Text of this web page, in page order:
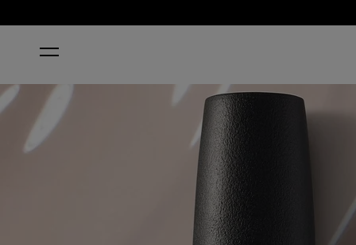
HOME COCONUTS OVER OPI